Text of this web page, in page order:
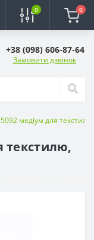
0 0
+38 (098) 606-87-64
Замовити дзвінок
медіум для
текстилю,